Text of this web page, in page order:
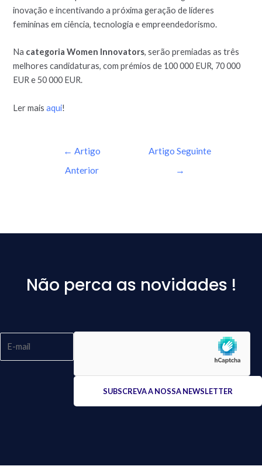
inovação e incentivando a próxima geração de líderes
femininas em ciência, tecnologia e empreendedorismo.
Na categoria Women Innovators, serão premiadas as três
melhores candidaturas, com prémios de 100 000 EUR, 70 000
EUR e 50 000 EUR.
Ler maisaqui!
← Artigo
Anterior
Artigo Seguinte
→
Não perca as novidades !